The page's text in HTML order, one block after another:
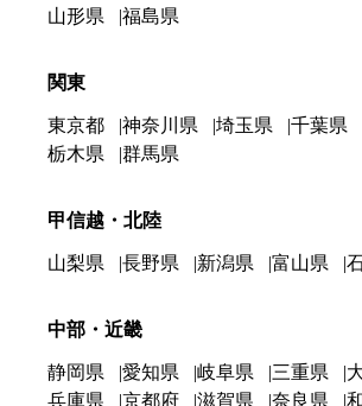
山形県
福島県
関東
東京都 神奈川県 埼玉県 千葉県
栃木県
群馬県
甲信越・北陸
山梨県 長野県 新潟県 富山県
中部・近畿
静岡県 愛知県 岐阜県 三重県
兵庫県
京都府 滋賀県 奈良県